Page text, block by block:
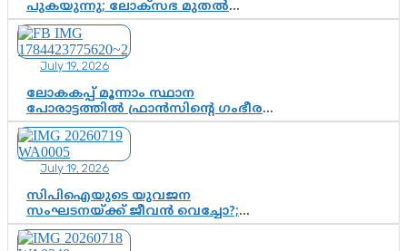
പുകയുന്നു; ലോക്സഭ മുതൽ
നിയമസഭ വരെ 140 മണ്ഡലങ്ങളിലെ
ഫണ്ട് വിനിയോഗം
പരിശോധിക്കുമോ? കേന്ദ്രത്തിനും
ആർഎസ്എസിനും കേരള
ഘടകത്തോട് അതൃപ്തി
July 19, 2026
ലോകകപ്പ് മൂന്നാം സ്ഥാന
പോരാട്ടത്തിൽ ഫ്രാൻസിന്റെ ഗംഭീര
തിരിച്ചുവരവ്; ഗോൾവേട്ടയിൽ
മെസ്സിയെ മറികടന്ന് എംബാപ്പെ
July 19, 2026
സിപിഐയുടെ യുവജന
സംഘടനയ്ക്ക് ജീവൻ വെച്ചോ?;
ജിസ്മോന്റെ വിമർശനം രാഷ്ട്രീയ
ഇരട്ടത്താപ്പെന്ന് ചർച്ച